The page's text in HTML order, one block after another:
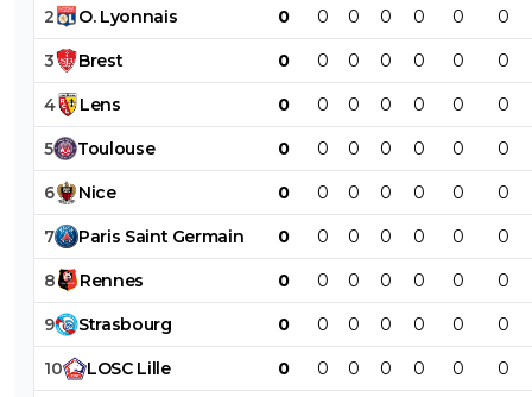
2 O. Lyonnais 0 0 0 0 0 0 0
3 Brest 0 0 0 0 0 0 0
4 Lens 0 0 0 0 0 0 0
5 Toulouse 0 0 0 0 0 0 0
6 Nice 0 0 0 0 0 0 0
7 Paris Saint Germain 0 0 0 0 0 0 0
8 Rennes 0 0 0 0 0 0 0
9 Strasbourg 0 0 0 0 0 0 0
10 LOSC Lille 0 0 0 0 0 0 0